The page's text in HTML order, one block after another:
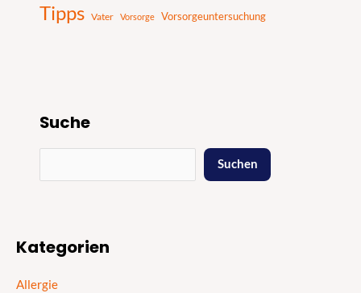
Tipps Vater Vorsorge Vorsorgeuntersuchung
Suche
Suchen
Kategorien
Allergie